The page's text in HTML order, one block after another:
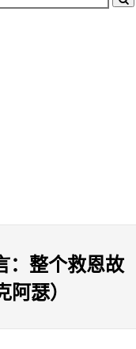
：整个救恩故
阿瑟）